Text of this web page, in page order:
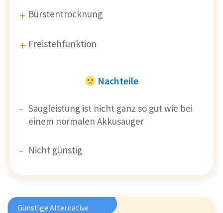
Bürstentrocknung
Freistehfunktion
Nachteile
Saugleistung ist nicht ganz so gut wie bei
einem normalen Akkusauger
Nicht günstig
Günstige Alternative